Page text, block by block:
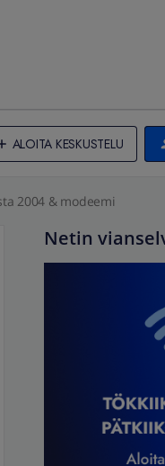
ALOITA KESKUSTELU
2004 & modeemi
Netin